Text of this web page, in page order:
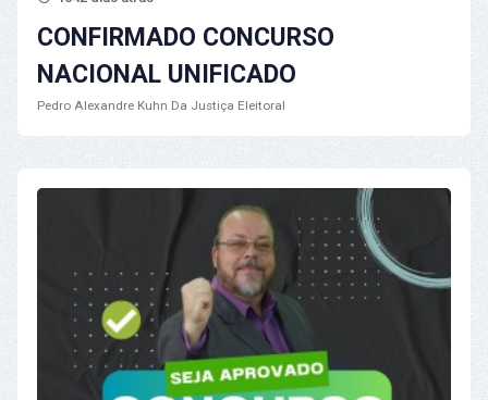
CONFIRMADO CONCURSO
NACIONAL UNIFICADO
Pedro Alexandre Kuhn Da Justiça Eleitoral